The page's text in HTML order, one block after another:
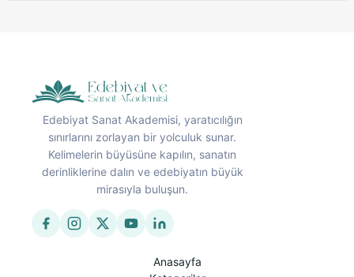
Edebiyat Sanat Akademisi, yaratıcılığın
sınırlarını zorlayan bir yolculuk sunar.
Kelimelerin büyüsüne kapılın, sanatın
derinliklerine dalın ve edebiyatın büyük
mirasıyla buluşun.
Anasayfa